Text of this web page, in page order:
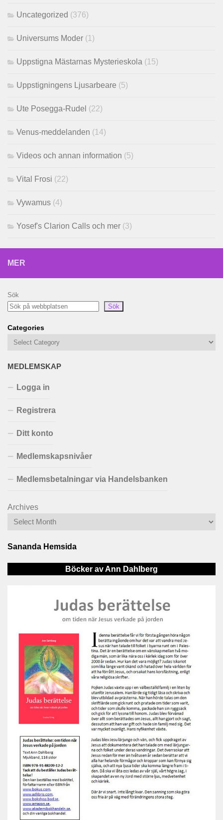
Uncategorized (376)
Universums Moder (1)
Uppstigna Mästarnas Mysterieskola (15)
Uppstigningens Ljusarbeare (5)
Ute Posegga-Rudel (22)
Venus-meddelanden (14)
Videos och annan information (5)
Vital Frosi (22)
Vywamus (4)
Yosef's Clarion Calls och mer (3)
MER
Sök
Sök
Categories
MEDLEMSKAP
Logga in
Registrera
Ditt konto
Medlemskapsnivåer
Medlemsbetalningar via Handelsbanken
Archives
Sananda Hemsida
Böcker av Ann Dahlberg